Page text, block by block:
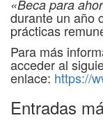
«Beca para
durante un año
prácticas
Para más
acceder al
enlace: https://
Entradas